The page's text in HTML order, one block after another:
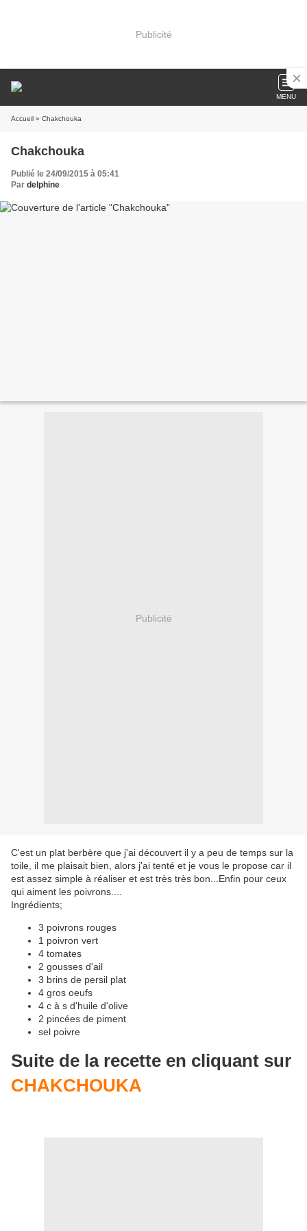
Publicité
MENU
Accueil » Chakchouka
Chakchouka
Publié le 24/09/2015 à 05:41
Par delphine
Publicité
C'est un plat berbère que j'ai découvert il y a peu de temps sur la
toile, il me plaisait bien, alors j'ai tenté et je vous le propose car il
est assez simple à réaliser et est très très bon...Enfin pour ceux
qui aiment les poivrons....
Ingrédients;
3 poivrons rouges
1 poivron vert
4 tomates
2 gousses d'ail
3 brins de persil plat
4 gros oeufs
4 c à s d'huile d'olive
2 pincées de piment
sel poivre
Suite de la recette en cliquant sur
CHAKCHOUKA